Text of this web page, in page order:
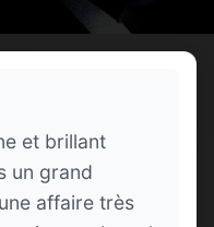
et brillant
un grand
affaire très